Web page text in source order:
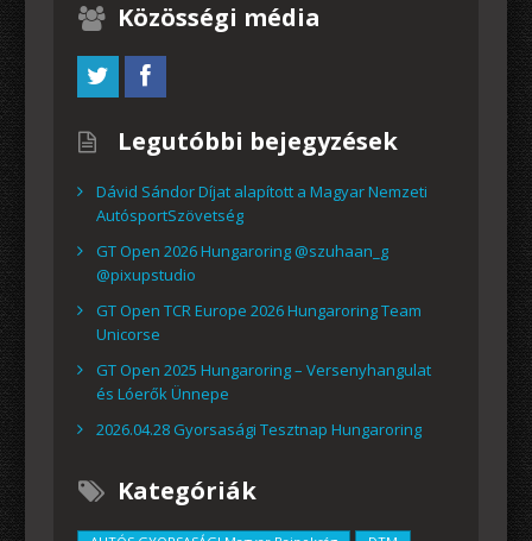
Közösségi média
Legutóbbi bejegyzések
Dávid Sándor Díjat alapított a Magyar Nemzeti
AutósportSzövetség
GT Open 2026 Hungaroring @szuhaan_g
@pixupstudio
GT Open TCR Europe 2026 Hungaroring Team
Unicorse
GT Open 2025 Hungaroring – Versenyhangulat
és Lóerők Ünnepe
2026.04.28 Gyorsasági Tesztnap Hungaroring
Kategóriák